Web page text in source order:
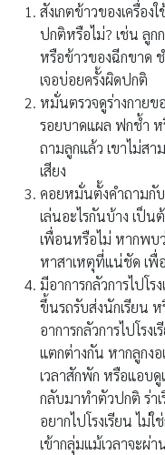
สังเกตข้าวของเครื่อง
ปกติหรือไม่? เช่น ลูก
หรือข้าวของฉีกขาด
เจอบ่อยครั้งผิดปกติ
หมั่นตรวจดูร่างกายขอ
รอยบาดแผล ฟกช้ำ ห
ถามลูกแล้ว เขาไม่ส
เสียง
คอยหมั่นตั้งคำถามกับ
เล่นอะไรกันบ้าง เป็น
เพื่อนหรือไม่ หากพบ
หาสาเหตุที่แน่ชัด เพื่
มีอาการกลัวการไปโร
ขึ้นรถรับส่งนักเรียน ห
อาการกลัวการไปโรง
แตกต่างกัน หากลูกงอ
เวลาสักพัก หรือแอบดู
กลับมาทำตัวปกติ ร่าเ
อยากไปโรงเรียน ไม่ใ
เข้ากลุ่มแม้เวลาจะผ่